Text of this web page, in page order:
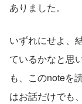
ありました。
いずれにせよ、
ているかなと思
も、このnoteを
はお話だけでも